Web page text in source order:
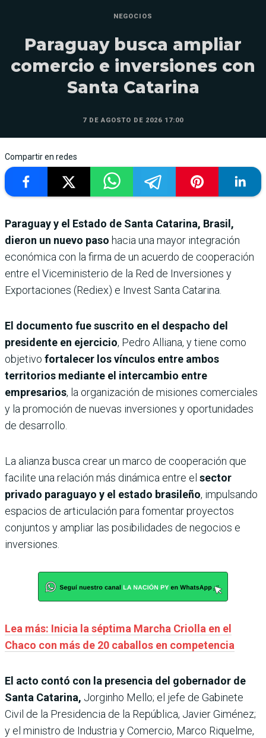
NEGOCIOS
Paraguay busca ampliar
comercio e inversiones con
Santa Catarina
7 DE AGOSTO DE 2026 17:00
Compartir en redes
Paraguay y el Estado de Santa Catarina, Brasil,
dieron un nuevo paso hacia una mayor integración
económica con la firma de un acuerdo de cooperación
entre el Viceministerio de la Red de Inversiones y
Exportaciones (Rediex) e Invest Santa Catarina.
El documento fue suscrito en el despacho del
presidente en ejercicio, Pedro Alliana, y tiene como
objetivo fortalecer los vínculos entre ambos
territorios mediante el intercambio entre
empresarios, la organización de misiones comerciales
y la promoción de nuevas inversiones y oportunidades
de desarrollo.
La alianza busca crear un marco de cooperación que
facilite una relación más dinámica entre el sector
privado paraguayo y el estado brasileño, impulsando
espacios de articulación para fomentar proyectos
conjuntos y ampliar las posibilidades de negocios e
inversiones.
Lea más: Inicia la séptima Marcha Criolla en el
Chaco con más de 20 caballos en competencia
El acto contó con la presencia del gobernador de
Santa Catarina, Jorginho Mello; el jefe de Gabinete
Civil de la Presidencia de la República, Javier Giménez;
y el ministro de Industria y Comercio, Marco Riquelme,